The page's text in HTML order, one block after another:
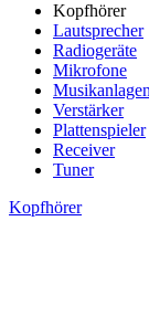
Kopfhörer
Lautsprecher
Radiogeräte
Mikrofone
Musikanlagen
Verstärker
Plattenspieler
Receiver
Tuner
Kopfhörer